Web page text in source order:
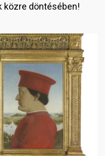
közre döntésében!